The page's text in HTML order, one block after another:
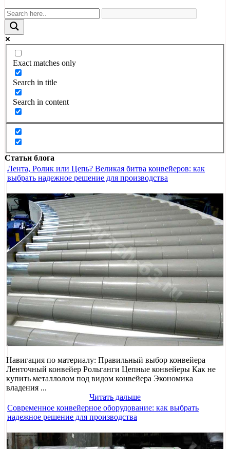
Exact matches only
Search in title
Search in content
Статьи блога
Лента, Ролик или Цепь? Великая битва конвейеров: как
выбрать надежное решение для производства
Навигация по материалу: Правильный выбор конвейера
Ленточный конвейер Рольганги Цепные конвейеры Как не
купить металлолом под видом конвейера Экономика
владения ...
Читать дальше
Современное конвейерное оборудование: как выбрать
надежное решение для производства